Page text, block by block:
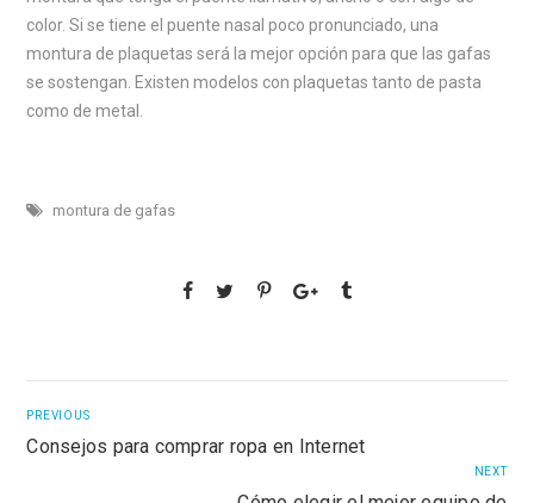
color. Si se tiene el puente nasal poco pronunciado, una
montura de plaquetas será la mejor opción para que las gafas
se sostengan. Existen modelos con plaquetas tanto de pasta
como de metal.
montura de gafas
PREVIOUS
Consejos para comprar ropa en Internet
NEXT